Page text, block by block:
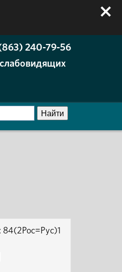
240-79-56
84(2Рос=Рус)1